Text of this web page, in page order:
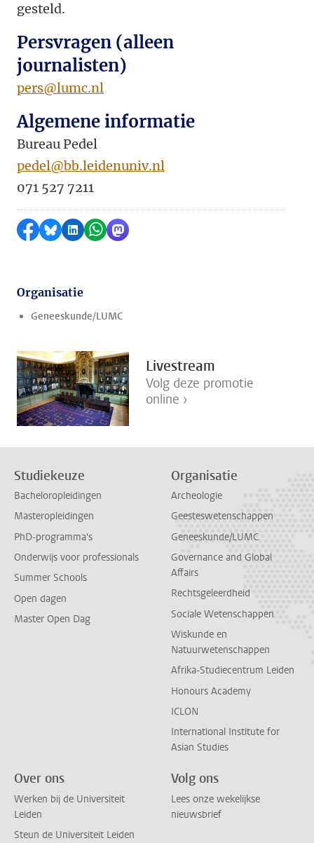
gesteld.
Persvragen (alleen
journalisten)
pers@lumc.nl
Algemene informatie
Bureau Pedel
pedel@bb.leidenuniv.nl
071 527 7211
Delen op Facebook
Delen via Bluesky
Delen op LinkedIn
Delen via WhatsApp
Delen via Mastodon
Organisatie
Geneeskunde/LUMC
Livestream
Volg deze promotie
online ›
Studiekeuze
Bacheloropleidingen
Masteropleidingen
PhD-programma's
Onderwijs voor professionals
Summer Schools
Open dagen
Master Open Dag
Organisatie
Archeologie
Geesteswetenschappen
Geneeskunde/LUMC
Governance and Global
Affairs
Rechtsgeleerdheid
Sociale Wetenschappen
Wiskunde en
Natuurwetenschappen
Afrika-Studiecentrum Leiden
Honours Academy
ICLON
International Institute for
Asian Studies
Over ons
Werken bij de Universiteit
Leiden
Steun de Universiteit Leiden
Volg ons
Lees onze wekelijkse
nieuwsbrief